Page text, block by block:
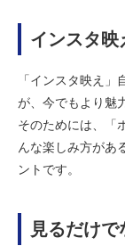
インスタ映
「インスタ映え
が、今でもより魅
そのためには、「
んな楽しみ方があ
ントです。
見るだけ